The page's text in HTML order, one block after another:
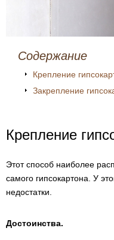
Содержание
Крепление
Закрепление
Крепление
Этот способ наиболее
самого гипсокартона. У
недостатки.
Достоинства.